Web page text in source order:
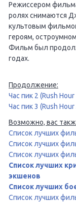
Режиссером
ролях снимаются
культовым
героям,
Фильм был
годах.
Продолжение:
Час пик 2 (Rush
Час пик 3 (Rush
Возможно, вас
Список лучших
Список лучших
Список лучших
Список лучших
экшенов
Список лучших
Список лучших